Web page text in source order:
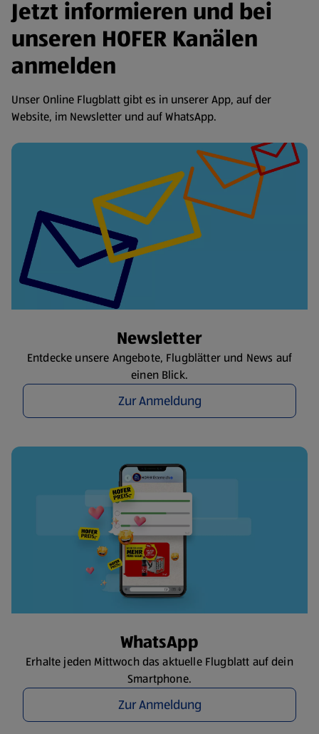
Jetzt informieren und bei
unseren HOFER Kanälen
anmelden
Unser Online Flugblatt gibt es in unserer App, auf der
Website, im Newsletter und auf WhatsApp.
Newsletter
Entdecke unsere Angebote, Flugblätter und News auf
einen Blick.
Zur Anmeldung
WhatsApp
Erhalte jeden Mittwoch das aktuelle Flugblatt auf dein
Smartphone.
Zur Anmeldung